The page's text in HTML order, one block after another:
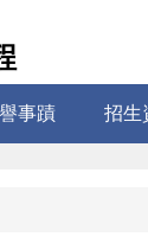
事蹟 招生